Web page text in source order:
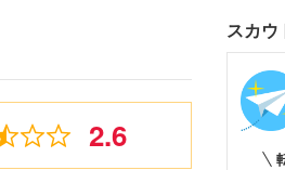
2.6
スカウ